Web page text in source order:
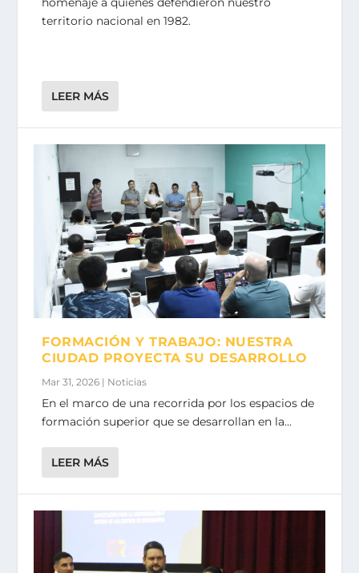
territorio nacional en 1982.
LEER MÁS
FORMACIÓN Y TRABAJO: NUESTRA
CIUDAD PROYECTA SU DESARROLLO
Mar 31, 2026 | Noticias
En el marco de una recorrida por los espacios de
formación superior que se desarrollan en la...
LEER MÁS